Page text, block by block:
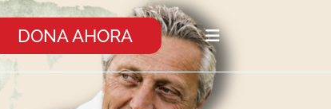
DONA AHORA